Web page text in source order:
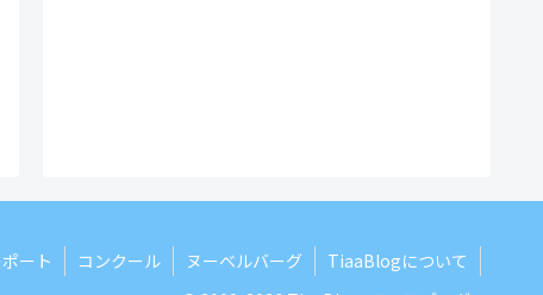
ポート コンクール ヌーベルバーグ
TiaaBlogについて